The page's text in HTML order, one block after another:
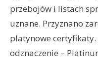
przebojów i listach
uznane. Przyznano
platynowe certyfikaty.
odznaczenie –